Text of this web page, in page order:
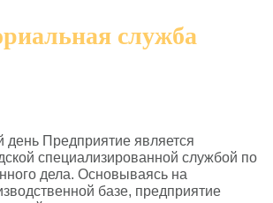
служба
Предприятие является
специализированной службой по
дела. Основываясь на
базе, предприятие